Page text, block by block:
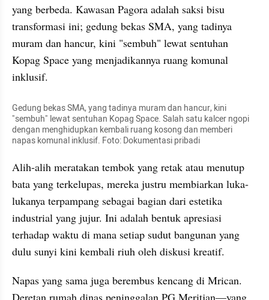
yang berbeda. Kawasan Pagora adalah saksi bisu
transformasi ini; gedung bekas SMA, yang tadinya
muram dan hancur, kini "sembuh" lewat sentuhan
Kopag Space yang menjadikannya ruang komunal
inklusif.
Gedung bekas SMA, yang tadinya muram dan hancur, kini
"sembuh" lewat sentuhan Kopag Space. Salah satu kalcer ngopi
dengan menghidupkan kembali ruang kosong dan memberi
napas komunal inklusif. Foto: Dokumentasi pribadi
Alih-alih meratakan tembok yang retak atau menutup
bata yang terkelupas, mereka justru membiarkan luka-
lukanya terpampang sebagai bagian dari estetika
industrial yang jujur. Ini adalah bentuk apresiasi
terhadap waktu di mana setiap sudut bangunan yang
dulu sunyi kini kembali riuh oleh diskusi kreatif.
​Napas yang sama juga berembus kencang di Mrican.
Deretan rumah dinas peninggalan PG Meritjan—yang